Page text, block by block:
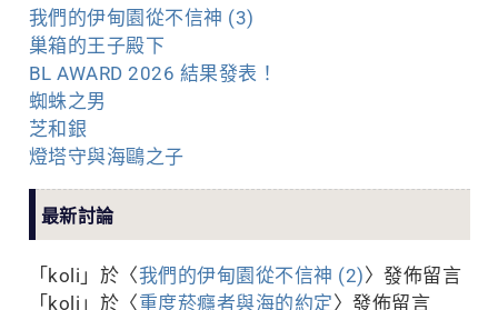
我們的伊甸園從不信神 (3)
巢箱的王子殿下
BL AWARD 2026 結果發表！
蜘蛛之男
芝和銀
燈塔守與海鷗之子
最新討論
「 koli 」於〈我們的伊甸園從不信神 (2)〉發佈留言
「 koli 」於〈重度菸癮者與海的約定〉發佈留言